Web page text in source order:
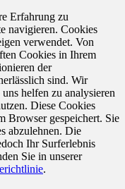
Erfahrung zu
navigieren. Cookies
verwendet. Von
Cookies in Ihrem
der
sind. Wir
helfen zu analysieren
Diese Cookies
Browser gespeichert. Sie
abzulehnen. Die
Ihr Surferlebnis
Sie in unserer
.